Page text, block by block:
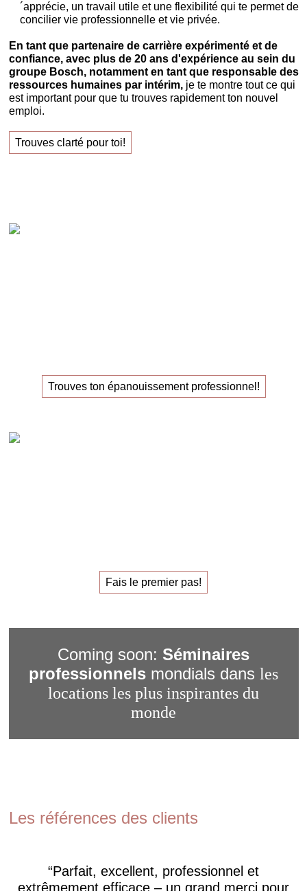
´apprécie, un travail utile et une flexibilité qui te permet de
concilier vie professionnelle et vie privée.
En tant que partenaire de carrière expérimenté et de
confiance, avec plus de 20 ans d'expérience au sein du
groupe Bosch, notamment en tant que responsable des
ressources humaines par intérim,je te montre tout ce qui
est important pour que tu trouves rapidement ton nouvel
emploi.
Trouves clarté pour toi!
Trouves ton épanouissement professionnel!
Fais le premier pas!
Coming soon: Séminaires
professionnels mondials dans les
locations les plus inspirantes du
monde
Les références des clients
Parfait, excellent, professionnel et
extrêmement efficace – un grand merci pour